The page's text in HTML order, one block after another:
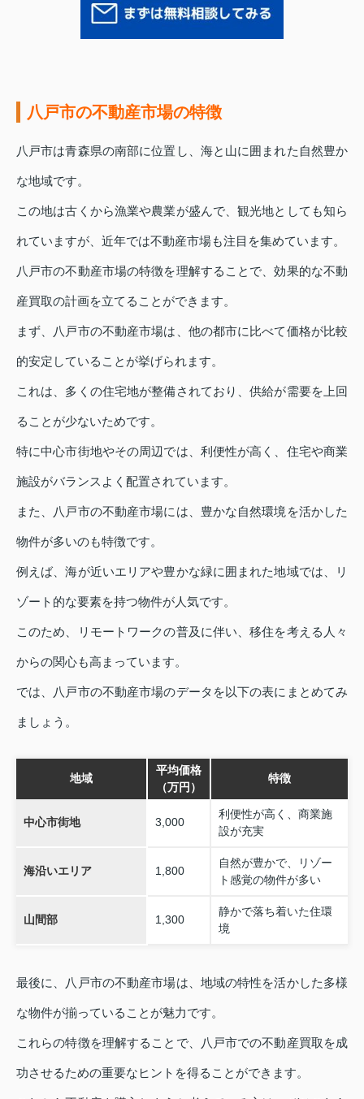
八戸市の不動産市場の特徴
八戸市は青森県の南部に位置し、海と山に囲まれた自然豊か
な地域です。
この地は古くから漁業や農業が盛んで、観光地としても知ら
れていますが、近年では不動産市場も注目を集めています。
八戸市の不動産市場の特徴を理解することで、効果的な不動
産買取の計画を立てることができます。
まず、八戸市の不動産市場は、他の都市に比べて価格が比較
的安定していることが挙げられます。
これは、多くの住宅地が整備されており、供給が需要を上回
ることが少ないためです。
特に中心市街地やその周辺では、利便性が高く、住宅や商業
施設がバランスよく配置されています。
また、八戸市の不動産市場には、豊かな自然環境を活かした
物件が多いのも特徴です。
例えば、海が近いエリアや豊かな緑に囲まれた地域では、リ
ゾート的な要素を持つ物件が人気です。
このため、リモートワークの普及に伴い、移住を考える人々
からの関心も高まっています。
では、八戸市の不動産市場のデータを以下の表にまとめてみ
ましょう。
地域
平均価格
（万円）
特徴
中心市街地 3,000
利便性が高く、商業施
設が充実
海沿いエリア 1,800
自然が豊かで、リゾー
ト感覚の物件が多い
山間部 1,300
静かで落ち着いた住環
境
最後に、八戸市の不動産市場は、地域の特性を活かした多様
な物件が揃っていることが魅力です。
これらの特徴を理解することで、八戸市での不動産買取を成
功させるための重要なヒントを得ることができます。